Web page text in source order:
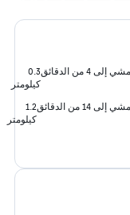
4 من الدقائق
0.3
كيلومتر
14 من الدقائق
1.2
كيلومتر